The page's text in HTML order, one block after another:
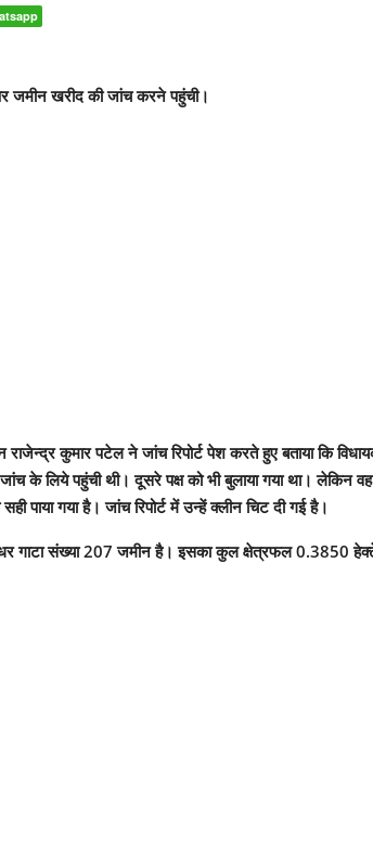
जमीन खरीद की जांच करने पहुंची।
कुमार पटेल ने जांच रिपोर्ट पेश करते हुए बताया कि
के लिये पहुंची थी। दूसरे पक्ष को भी बुलाया गया था। लेकिन
पाया गया है। जांच रिपोर्ट में उन्हें क्लीन चिट दी गई है।
इधर गाटा संख्या 207 जमीन है। इसका कुल क्षेत्रफल 0.3850